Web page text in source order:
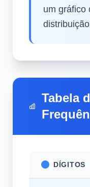
um gráfico
Tabela
DÍGITOS